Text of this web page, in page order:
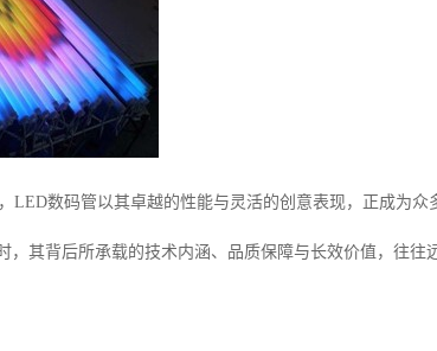
LED数码管以其卓越的性能与灵活的创意表现，正成为众
，其背后所承载的技术内涵、品质保障与长效价值，往往